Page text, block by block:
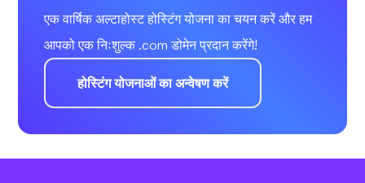
एक वार्षिक अल्टाहोस्ट होस्टिंग योजना का चयन करें और हम
आपको एक निःशुल्क .com डोमेन प्रदान करेंगे!
होस्टिंग योजनाओं का अन्वेषण करें